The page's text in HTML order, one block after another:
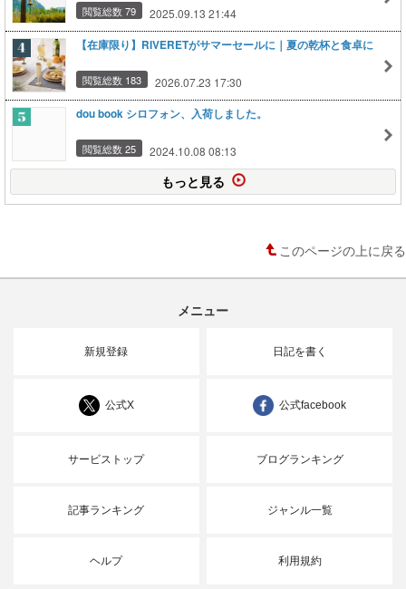
閲覧総数 79 2025.09.13 21:44
【在庫限り】RIVERETがサマーセールに｜夏の乾杯と食卓に
閲覧総数 183 2026.07.23 17:30
dou book シロフォン、入荷しました。
閲覧総数 25 2024.10.08 08:13
もっと見る
このページの上に戻る
メニュー
新規登録 日記を書く
公式X 公式facebook
サービストップ ブログランキング
記事ランキング ジャンル一覧
ヘルプ 利用規約